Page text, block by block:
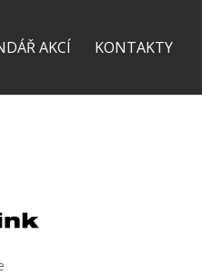
AKCÍ KONTAKTY